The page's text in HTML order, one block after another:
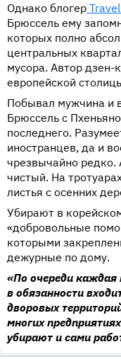
Однако блогер
Брюссель ему
которых полно
центральных
мусора. Автор
европейской
Побывал мужчина и
Брюссель с
последнего.
иностранцев, да и
чрезвычайно редко.
чистый. На
листья с осенних
Убирают в
«добровольные
которыми
дежурные по дому.
«По очереди
в обязанности
дворовых
многих
убирают и сами